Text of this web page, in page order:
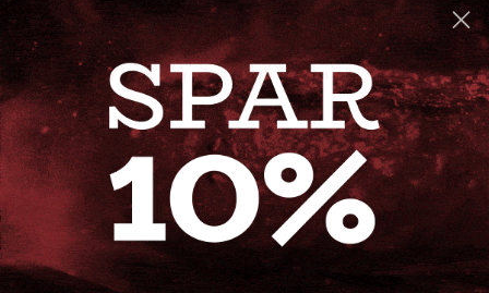
info@steak-out.dk
+45 53644030
Telefontid: man - fre kl. 10-15
GENVEJE